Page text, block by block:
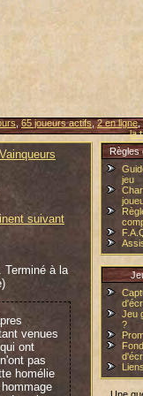
65 joueurs actifs,2 en ligne,
la
Vainqueurs
suivant
. Terminé à la
venues
ont
pas
homélie
Règles
jeu
Jeu
?